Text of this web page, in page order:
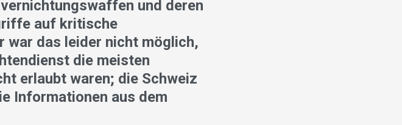
und deren
auf kritische
das leider nicht möglich,
die meisten
erlaubt waren; die Schweiz
Informationen aus dem